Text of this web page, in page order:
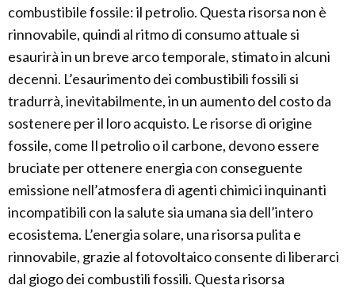
combustibile fossile: il petrolio. Questa risorsa non è
rinnovabile, quindi al ritmo di consumo attuale si
esaurirà in un breve arco temporale, stimato in alcuni
decenni. L’esaurimento dei combustibili fossili si
tradurrà, inevitabilmente, in un aumento del costo da
sostenere per il loro acquisto. Le risorse di origine
fossile, come Il petrolio o il carbone, devono essere
bruciate per ottenere energia con conseguente
emissione nell’atmosfera di agenti chimici inquinanti
incompatibili con la salute sia umana sia dell’intero
ecosistema. L’energia solare, una risorsa pulita e
rinnovabile, grazie al fotovoltaico consente di liberarci
dal giogo dei combustili fossili. Questa risorsa